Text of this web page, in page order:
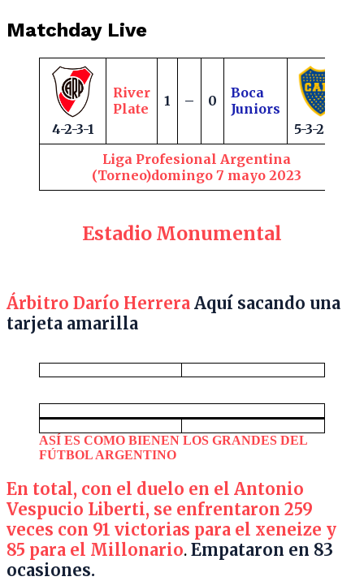
Matchday Live
4-2-3-1
River
Plate
1 – 0
Boca
Juniors
5-3-2
Liga Profesional Argentina
(Torneo)domingo 7 mayo 2023
Estadio Monumental
Árbitro Darío Herrera Aquí sacando una
tarjeta amarilla
ASÍ ES COMO BIENEN LOS GRANDES DEL
FÚTBOL ARGENTINO
En total, con el duelo en el Antonio
Vespucio Liberti, se enfrentaron 259
veces con 91 victorias para el xeneize y
85 para el Millonario. Empataron en 83
ocasiones.